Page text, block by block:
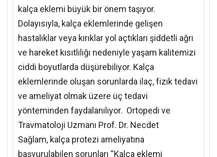
kalça eklemi büyük bir önem taşıyor.
Dolayısıyla, kalça eklemlerinde gelişen
hastalıklar veya kırıklar yol açtıkları şiddetli ağrı
ve hareket kısıtlılığı nedeniyle yaşam kalitemizi
ciddi boyutlarda düşürebiliyor. Kalça
eklemlerinde oluşan sorunlarda ilaç, fizik tedavi
ve ameliyat olmak üzere üç tedavi
yönteminden faydalanılıyor. Ortopedi ve
Travmatoloji Uzmanı Prof. Dr. Necdet
Sağlam, kalça protezi ameliyatına
başvurulabilen sorunları “Kalça eklemi